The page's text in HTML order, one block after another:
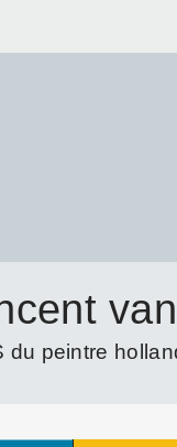
du peintre